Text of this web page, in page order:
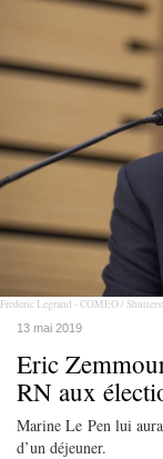
Frederic Legrand - COMEO /
13 mai 2019
Eric
RN aux
Marine Le Pen lui
d’un déjeuner.